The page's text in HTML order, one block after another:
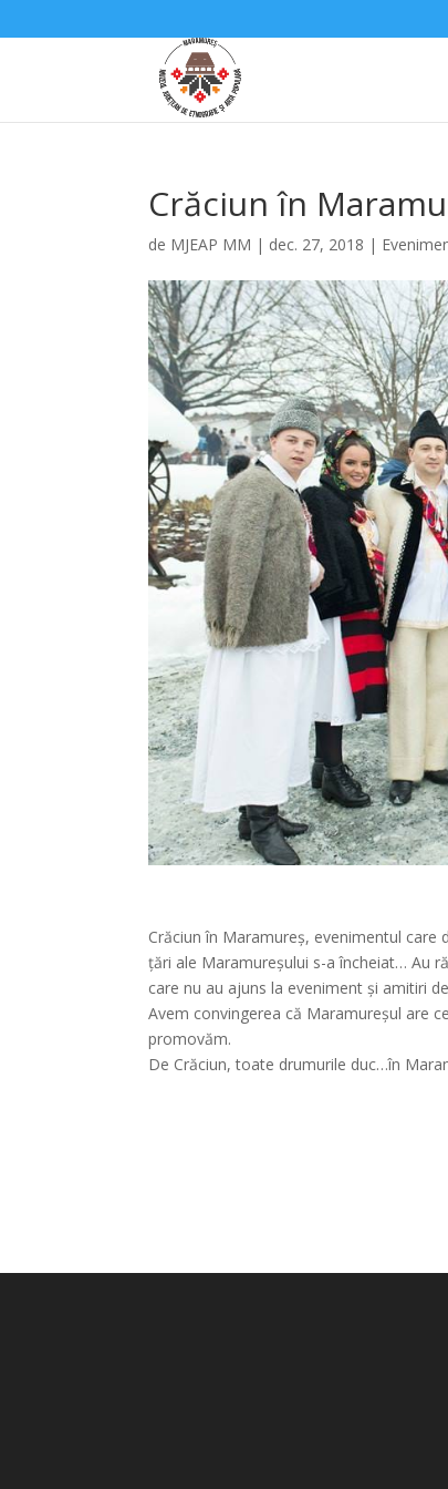
Crăciun în
de MJEAP MM | dec. 27, 2018 |
Crăciun în Maramureș, evenimentul
țări ale Maramureșului s-a încheiat… Au
care nu au ajuns la eveniment și amitiri
Avem convingerea că Maramureșul are
promovăm.
De Crăciun, toate drumurile duc…în